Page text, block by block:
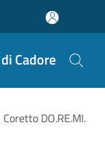
Cadore
Coretto DO.RE.MI.